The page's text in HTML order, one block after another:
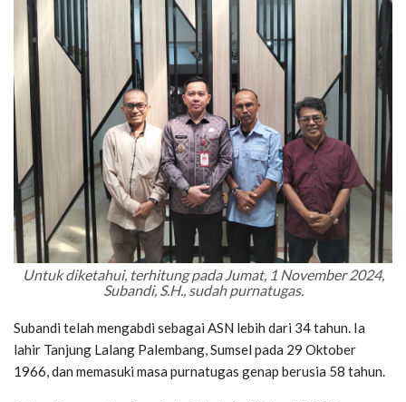
Untuk diketahui, terhitung pada Jumat, 1 November 2024,
Subandi, S.H., sudah purnatugas.
Subandi telah mengabdi sebagai ASN lebih dari 34 tahun. Ia
lahir Tanjung Lalang Palembang, Sumsel pada 29 Oktober
1966, dan memasuki masa purnatugas genap berusia 58 tahun.